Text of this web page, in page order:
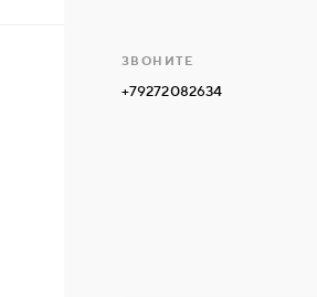
ЗВОНИТЕ
+79272082634